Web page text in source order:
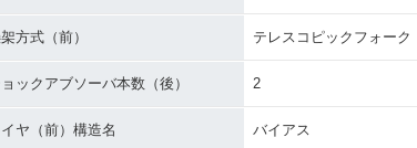
方式（前） テレスコピックフォーク
ックアブソーバ本数（後） 2
ヤ（前）構造名 バイアス